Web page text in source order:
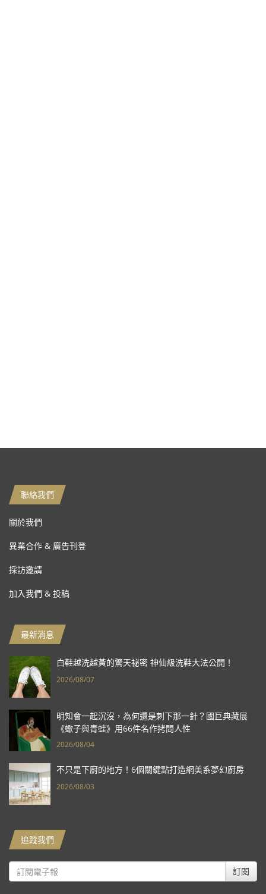
聯絡我們
關於我們
異業合作 & 廣告刊登
採訪邀請
加入我們 & 投稿
最新消息
白鞋越洗越黃的驚天祕密 神仙級洗鞋大法公開！
2026/08/07
明知會一起沉沒，為何還是刺下那一針？國巨典藏展
《蠍子與青蛙》用66件名作拷問人性
2026/08/04
不只是下廚的地方！6個關鍵點打造網美系夢幻廚房
2026/08/03
追蹤我們
訂閱